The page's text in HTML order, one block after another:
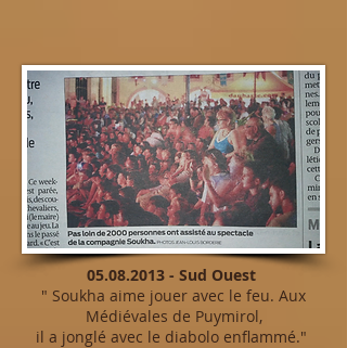
05.08.2013 - Sud Ouest
" Soukha aime jouer avec le feu. Aux
Médiévales de Puymirol,
il a jonglé avec le diabolo enflammé."